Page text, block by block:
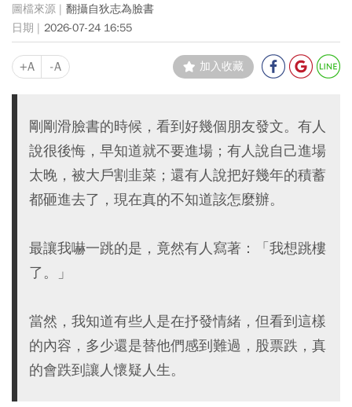
翻攝自狄志為臉書
2026-07-24 16:55
+A -A 加入收藏
剛剛滑臉書的時候，看到好幾個朋友發文。有人
說很後悔，早知道就不要進場；有人說自己進場
太晚，被大戶割韭菜；還有人說把好幾年的積蓄
都砸進去了，現在真的不知道該怎麼辦。
最讓我嚇一跳的是，竟然有人寫著：「我想跳樓
了。」
當然，我知道有些人是在抒發情緒，但看到這樣
的內容，多少還是替他們感到難過，股票跌，真
的會跌到讓人懷疑人生。